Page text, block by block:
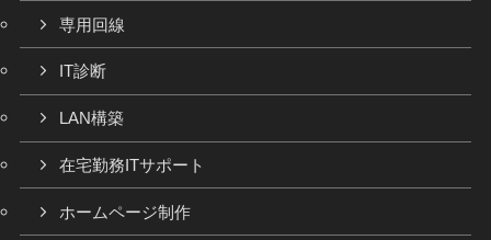
専用回線
IT診断
LAN構築
在宅勤務ITサポート
ホームページ制作